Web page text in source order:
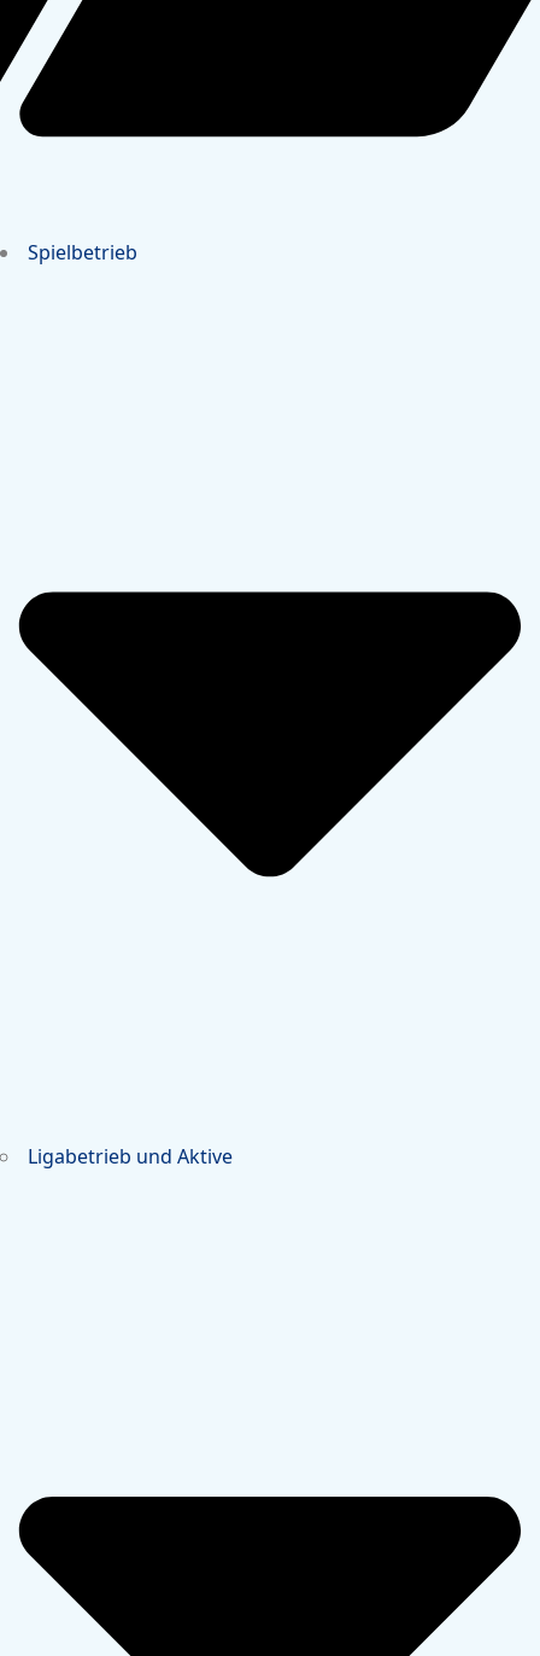
Spielbetrieb
Ligabetrieb und Aktive